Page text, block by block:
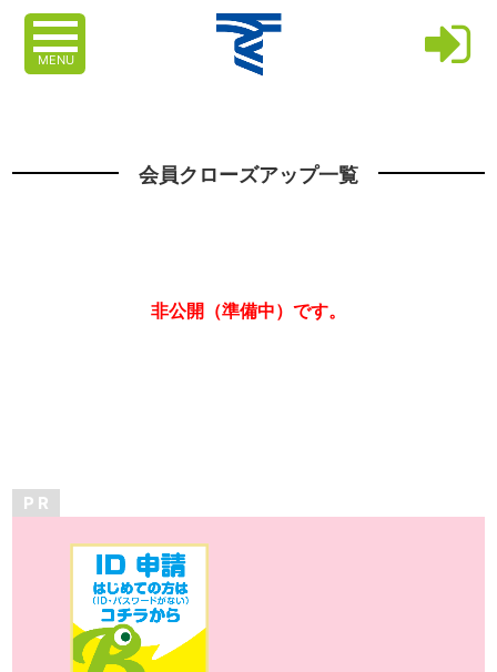
MENU
会員クローズアップ一覧
非公開（準備中）です。
P R